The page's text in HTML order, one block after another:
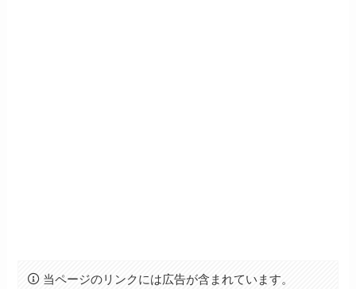
当ページのリンクには広告が含まれています。